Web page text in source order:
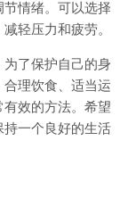
情绪。可以选择
轻压力和疲劳。
了保护自己的身
理饮食、适当运
效的方法。希望
持一个良好的生活